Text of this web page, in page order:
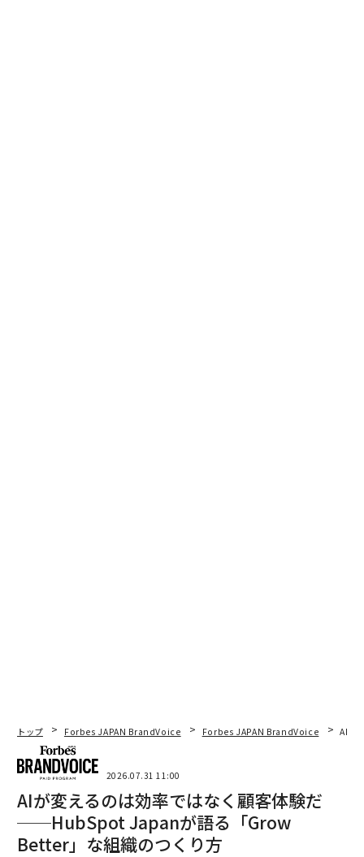
トップ Forbes JAPAN BrandVoice Forbes JAPAN BrandVoice AIが
2026.07.31 11:00
AIが変えるのは効率ではなく顧客体験だ
──HubSpot Japanが語る「Grow
Better」な組織のつくり方